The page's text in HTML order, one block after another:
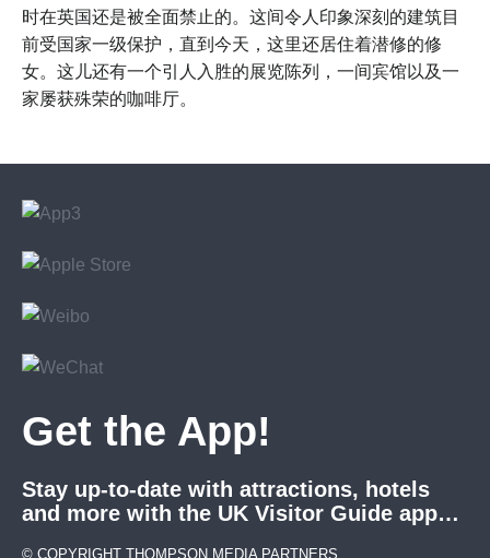
时在英国还是被全面禁止的。这间令人印象深刻的建筑目
前受国家一级保护，直到今天，这里还居住着潜修的修
女。这儿还有一个引人入胜的展览陈列，一间宾馆以及一
家屡获殊荣的咖啡厅。
Get the App!
Stay up-to-date with attractions, hotels
and more with the UK Visitor Guide app…
© COPYRIGHT THOMPSON MEDIA PARTNERS